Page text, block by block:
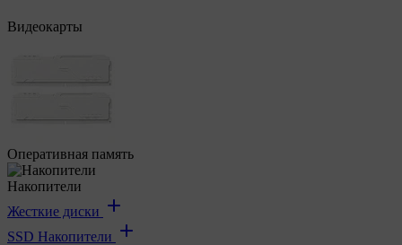
Видеокарты
Оперативная память
Накопители
Жесткие диски
SSD Накопители